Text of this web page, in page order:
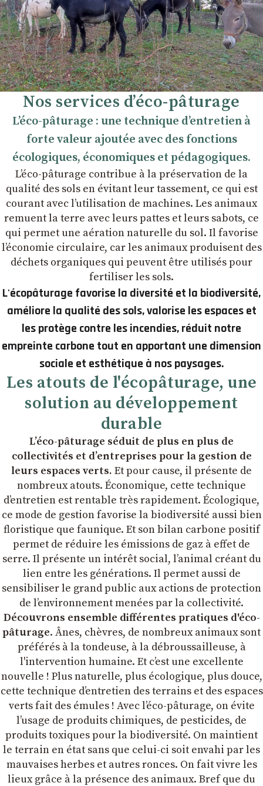
Nos services d’éco-pâturage
L’éco-pâturage : une technique d’entretien à
forte valeur ajoutée avec des fonctions
écologiques, économiques et pédagogiques.
L’éco-pâturage contribue à la préservation de la
qualité des sols en évitant leur tassement, ce qui est
courant avec l’utilisation de machines. Les animaux
remuent la terre avec leurs pattes et leurs sabots, ce
qui permet une aération naturelle du sol. Il favorise
l’économie circulaire, car les animaux produisent des
déchets organiques qui peuvent être utilisés pour
fertiliser les sols.
L'écopâturage favorise la diversité et la biodiversité,
améliore la qualité des sols, valorise les espaces et
les protège contre les incendies, réduit notre
empreinte carbone tout en apportant une dimension
sociale et esthétique à nos paysages.
Les atouts de l'écopâturage, une
solution au développement
durable
L’éco-pâturage séduit de plus en plus de
collectivités et d’entreprises pour la gestion de
leurs espaces verts. Et pour cause, il présente de
nombreux atouts. Économique, cette technique
d’entretien est rentable très rapidement. Écologique,
ce mode de gestion favorise la biodiversité aussi bien
floristique que faunique. Et son bilan carbone positif
permet de réduire les émissions de gaz à effet de
serre. Il présente un intérêt social, l’animal créant du
lien entre les générations. Il permet aussi de
sensibiliser le grand public aux actions de protection
de l’environnement menées par la collectivité.
Découvrons ensemble différentes pratiques d'éco-
pâturage. Ânes, chèvres, de nombreux animaux sont
préférés à la tondeuse, à la débroussailleuse, à
l'intervention humaine. Et c’est une excellente
nouvelle ! Plus naturelle, plus écologique, plus douce,
cette technique d’entretien des terrains et des espaces
verts fait des émules ! Avec l’éco-pâturage, on évite
l’usage de produits chimiques, de pesticides, de
produits toxiques pour la biodiversité. On maintient
le terrain en état sans que celui-ci soit envahi par les
mauvaises herbes et autres ronces. On fait vivre les
lieux grâce à la présence des animaux. Bref que du